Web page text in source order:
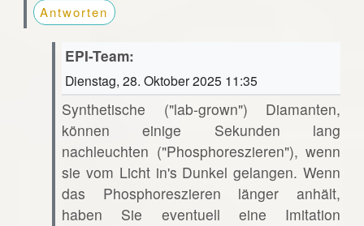
Antworten
EPI-Team:
Dienstag, 28. Oktober 2025 11:35
Synthetische ("lab-grown") Diamanten,
können einige Sekunden lang
nachleuchten ("Phosphoreszieren"), wenn
sie vom Licht in's Dunkel gelangen. Wenn
das Phosphoreszieren länger anhält,
haben Sie eventuell eine Imitation